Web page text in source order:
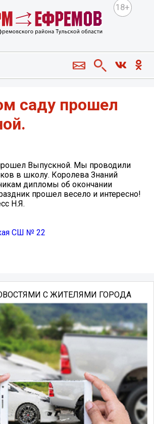
18+
саду прошел
Выпускной. Мы проводили
в школу. Королева Знаний
дипломы об окончании
прошел весело и интересно!
Н.Я.
СШ № 22
С ЖИТЕЛЯМИ ГОРОДА